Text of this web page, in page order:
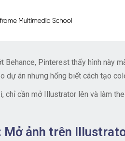
Behance, Pinterest thấy hình này
dự án nhưng hổng biết cách tạo
chỉ cần mở Illustrator lên và làm
Mở ảnh trên